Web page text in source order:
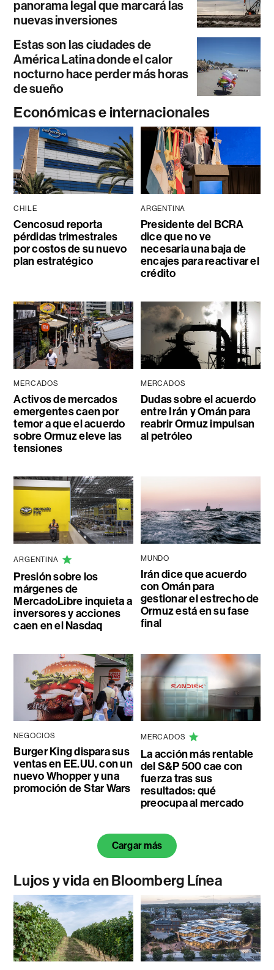
panorama legal que marcará las
nuevas inversiones
Estas son las ciudades de
América Latina donde el calor
nocturno hace perder más horas
de sueño
Económicas e internacionales
CHILE
Cencosud reporta
pérdidas trimestrales
por costos de su nuevo
plan estratégico
ARGENTINA
Presidente del BCRA
dice que no ve
necesaria una baja de
encajes para reactivar el
crédito
MERCADOS
Activos de mercados
emergentes caen por
temor a que el acuerdo
sobre Ormuz eleve las
tensiones
MERCADOS
Dudas sobre el acuerdo
entre Irán y Omán para
reabrir Ormuz impulsan
al petróleo
ARGENTINA
Presión sobre los
márgenes de
MercadoLibre inquieta a
inversores y acciones
caen en el Nasdaq
MUNDO
Irán dice que acuerdo
con Omán para
gestionar el estrecho de
Ormuz está en su fase
final
NEGOCIOS
Burger King dispara sus
ventas en EE.UU. con un
nuevo Whopper y una
promoción de Star Wars
MERCADOS
La acción más rentable
del S&P 500 cae con
fuerza tras sus
resultados: qué
preocupa al mercado
Cargar más
Lujos y vida en Bloomberg Línea